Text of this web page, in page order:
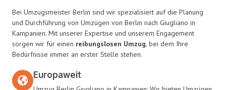
Bei Umzugsmeister Berlin sind wir spezialisiert auf die Planung
und Durchführung von Umzügen von Berlin nach Giugliano in
Kampanien. Mit unserer Expertise und unserem Engagement
sorgen wir für einen reibungslosen Umzug, bei dem Ihre
Bedürfnisse immer an erster Stelle stehen.
Europaweit